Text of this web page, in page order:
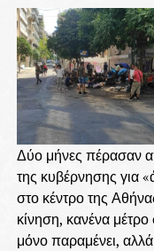
Δύο μήνες πέρασαν
της κυβέρνησης για
στο κέντρο της
κίνηση, κανένα
μόνο παραμένει, αλλά